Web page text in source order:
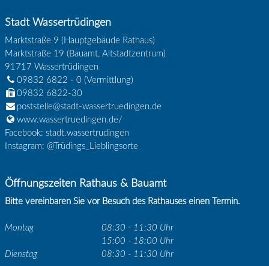
Stadt Wassertrüdingen
Marktstraße 9 (Hauptgebäude Rathaus)
Marktstraße 19 (Bauamt, Altstadtzentrum)
91717 Wassertrüdingen
09832 6822 - 0(Vermittlung)
09832 6822-30
poststelle@stadt-wassertruedingen.de
www.wassertruedingen.de/
Facebook: stadt.wassertrudingen
Instagram: @Trüdings_Lieblingsorte
Öffnungszeiten Rathaus & Bauamt
Bitte vereinbaren Sie vor Besuch des Rathauses einen Termin.
Montag
08:30 - 11:30 Uhr
15:00 - 18:00 Uhr
Dienstag
08:30 - 11:30 Uhr